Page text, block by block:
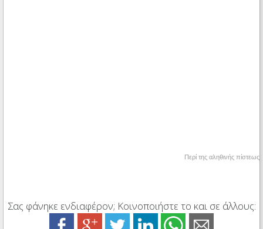
Περί της αληθινής πίστεως
Σας φάνηκε ενδιαφέρον; Κοινοποιήστε το και σε άλλους: